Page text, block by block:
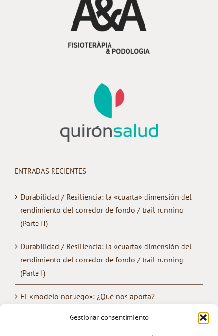
Gestionar consentimiento
ENTRADAS RECIENTES
Durabilidad / Resiliencia: la «cuarta» dimensión del
rendimiento del corredor de fondo / trail running
(Parte II)
Durabilidad / Resiliencia: la «cuarta» dimensión del
rendimiento del corredor de fondo / trail running
(Parte I)
El «modelo noruego»: ¿Qué nos aporta?
¿Cómo mejorar la «convivencia» entre los
entrenamientos de fuerza y de resistencia?